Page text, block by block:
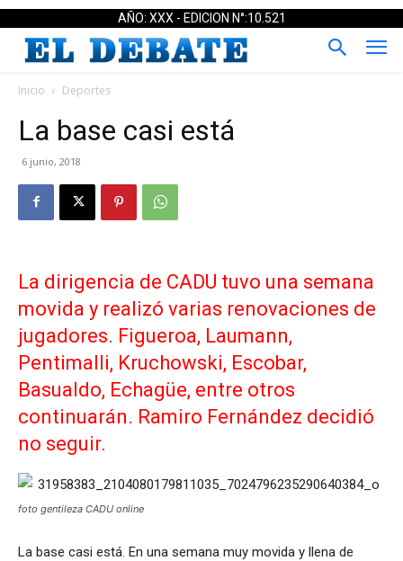
AÑO: XXX - EDICION N°:10.521
Inicio Deportes
La base casi está
6 junio, 2018
La dirigencia de CADU tuvo una semana
movida y realizó varias renovaciones de
jugadores. Figueroa, Laumann,
Pentimalli, Kruchowski, Escobar,
Basualdo, Echagüe, entre otros
continuarán. Ramiro Fernández decidió
no seguir.
foto gentileza CADU online
La base casi está. En una semana muy movida y llena de